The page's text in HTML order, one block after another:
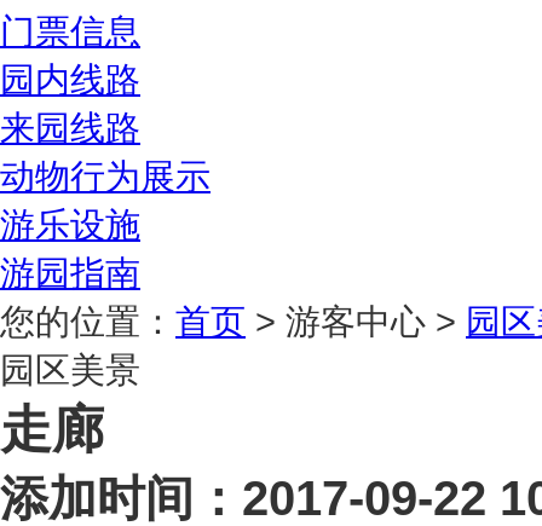
门票信息
园内线路
来园线路
动物行为展示
游乐设施
游园指南
您的位置： 首页 > 游客中心 > 园
园区美景
走廊
添加时间：2017-09-22